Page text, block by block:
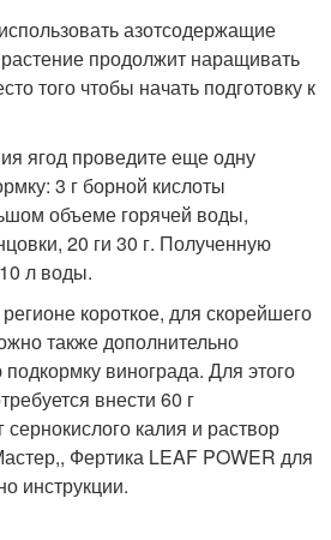
азотсодержащие
продолжит наращивать
того чтобы начать подготовку к
ягод проведите еще одну
3 г борной кислоты
объеме горячей воды,
20 ги 30 г. Полученную
л воды.
короткое, для скорейшего
также дополнительно
винограда. Для этого
внести 60 г
калия и раствор
Фертика LEAF POWER для
инструкции.